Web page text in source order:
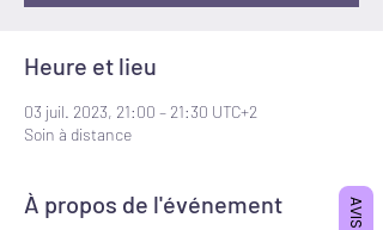
Heure et lieu
03 juil. 2023, 21:00 – 21:30 UTC+2
Soin à distance
À propos de l'événement AVIS